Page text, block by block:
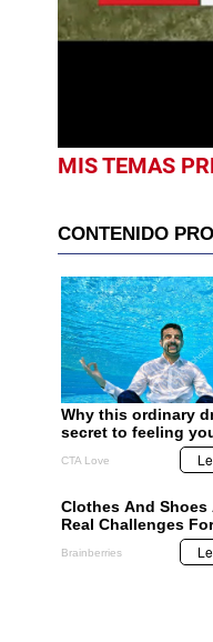
minute,
25
MIS TEMAS